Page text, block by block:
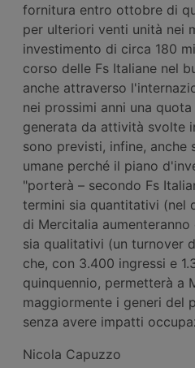
fornitura entro ottobre di
per ulteriori venti unità nei
investimento di circa 180
corso delle Fs Italiane nel
anche attraverso
nei prossimi anni una
generata da attività svolte
sono previsti, infine, anche
umane perché il piano
"porterà – secondo Fs
termini sia quantitativi (nel
di Mercitalia
sia qualitativi (un turnover
che, con 3.400 ingressi e
quinquennio, permetterà a
maggiormente i generi del
senza avere impatti
Nicola Capuzzo